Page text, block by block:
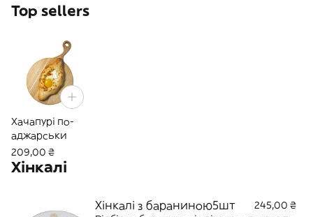
Top sellers
Хачапурі по-
аджарськи
209,00 ₴
Хінкалі
Хінкалі з бараниною5шт
245,00 ₴